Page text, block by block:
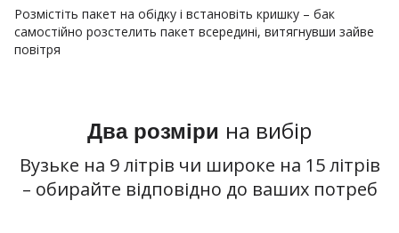
Розмістіть пакет на обідку і встановіть кришку – бак
самостійно розстелить пакет всередині, витягнувши зайве
повітря
Два розміри на вибір
Вузьке на 9 літрів чи широке на 15 літрів
– обирайте відповідно до ваших потреб